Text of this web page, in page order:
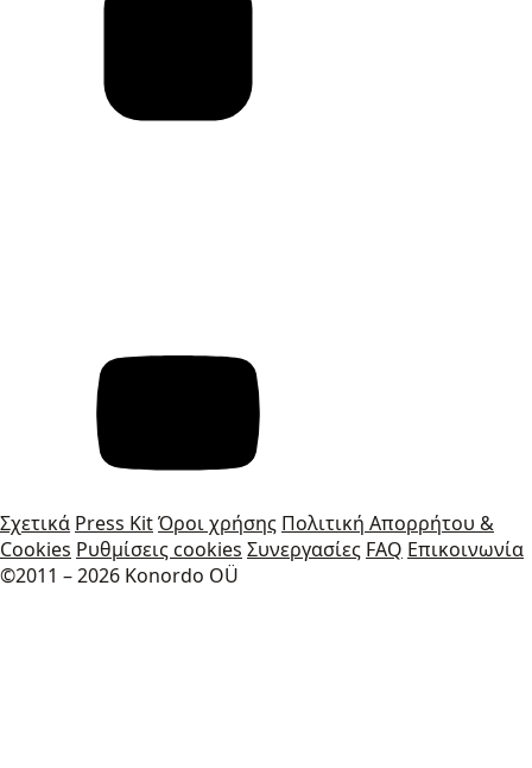
Σχετικά Press KitΌροι χρήσης Πολιτική Απορρήτου &
Cookies Ρυθμίσεις cookies Συνεργασίες FAQ Επικοινωνία
©2011 – 2026 Konordo OÜ